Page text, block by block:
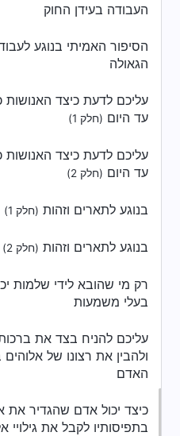
העבודה בעידן החוק
הסיפור האמיתי בנוגע
הגאולה
עליכם לדעת כיצד
עד היום (חלק 1)
עליכם לדעת כיצד
עד היום (חלק 2)
בנוגע לתארים וזהות (חלק 1)
בנוגע לתארים וזהות (חלק 2)
רק מי שהובא לידי שלמות
בעלי משמעות
עליכם להניח בצד את
ולהבין את רצונו של אלוהים
האדם
כיצד יכול אדם שהגדיר את
בתפיסותיו לקבל את גילויי